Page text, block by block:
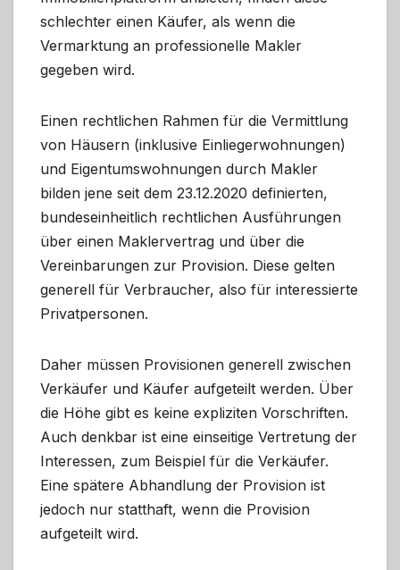
schlechter einen Käufer, als wenn die
Vermarktung an professionelle Makler
gegeben wird.
Einen rechtlichen Rahmen für die Vermittlung
von Häusern (inklusive Einliegerwohnungen)
und Eigentumswohnungen durch Makler
bilden jene seit dem 23.12.2020 definierten,
bundeseinheitlich rechtlichen Ausführungen
über einen Maklervertrag und über die
Vereinbarungen zur Provision. Diese gelten
generell für Verbraucher, also für interessierte
Privatpersonen.
Daher müssen Provisionen generell zwischen
Verkäufer und Käufer aufgeteilt werden. Über
die Höhe gibt es keine expliziten Vorschriften.
Auch denkbar ist eine einseitige Vertretung der
Interessen, zum Beispiel für die Verkäufer.
Eine spätere Abhandlung der Provision ist
jedoch nur statthaft, wenn die Provision
aufgeteilt wird.